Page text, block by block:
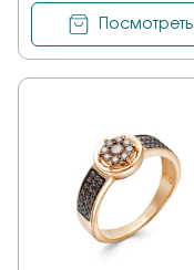
Посмотреть